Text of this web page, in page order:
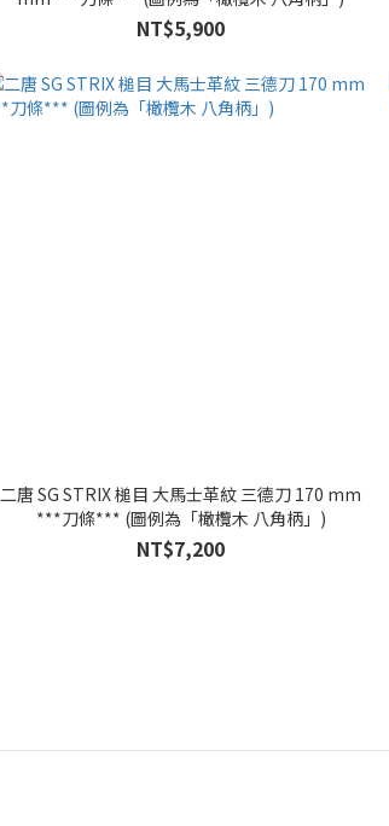
NT$5,900
二唐 SG STRIX 槌目 大馬士革紋 三德刀 170 mm
***刀條*** (圖例為「橄欖木 八角柄」)
NT$7,200